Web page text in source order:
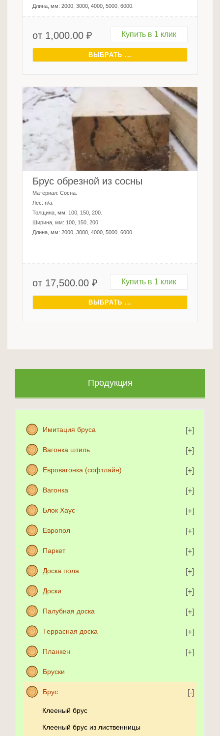
Продукция
Имитация бруса
Вагонка штиль
Евровагонка (софтлайн)
Вагонка
Блок Хаус
Европол
Паркет
Доска пола
Доски
Палубная доска
Террасная доска
Планкен
Бруски
Брус
Клееный брус
Клееный брус из лиственницы
Длина, мм: 2000, 3000, 4000, 5000, 6000.
от 1,000.00 ₽ Купить в 1 клик
ВЫБРАТЬ ...
Брус обрезной из сосны
Материал: Сосна.
Лес: n/a.
Толщина, мм: 100, 150, 200.
Ширина, мм: 100, 150, 200.
Длина, мм: 2000, 3000, 4000, 5000, 6000.
от 17,500.00 ₽ Купить в 1 клик
ВЫБРАТЬ ...